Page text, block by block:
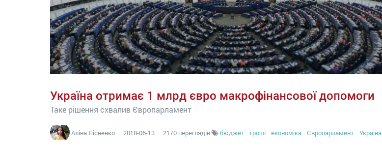
Україна отримає 1 млрд євро макрофінансової допомоги
Таке рішення схвалив Європарламент
Аліна Лісненко — 2018-06-13 — 2170 переглядів бюджет гроші економіка Європарламент Україна